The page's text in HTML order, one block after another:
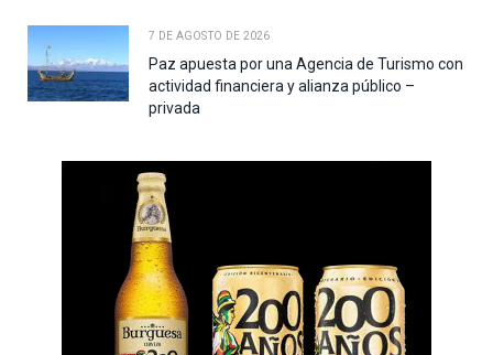
7 DE AGOSTO DE 2026
Paz apuesta por una Agencia de Turismo con
actividad financiera y alianza público –
privada